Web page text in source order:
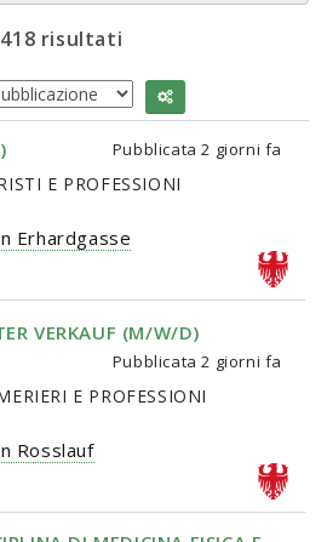
risultati
Pubblicata2 giorni fa
E PROFESSIONI
Erhardgasse
VERKAUF (M/W/D)
Pubblicata2 giorni fa
E PROFESSIONI
Rosslauf